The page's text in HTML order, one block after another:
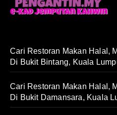
Cari Restoran Makan Halal,
Di Bukit Bintang, Kuala
Cari Restoran Makan Halal,
Di Bukit Damansara, Kuala